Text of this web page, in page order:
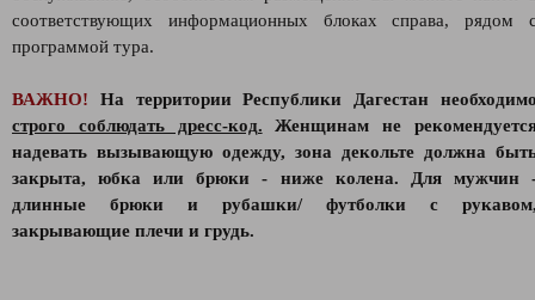
соответствующих информационных блоках справа, рядом
программой тура.
ВАЖНО!
На территории Республики Дагестан
строго соблюдать дресс-код. Женщинам не
надевать вызывающую одежду, зона декольте должна
закрыта, юбка или брюки - ниже колена. Для мужчин
длинные брюки и рубашки/ футболки с
закрывающие плечи и грудь.